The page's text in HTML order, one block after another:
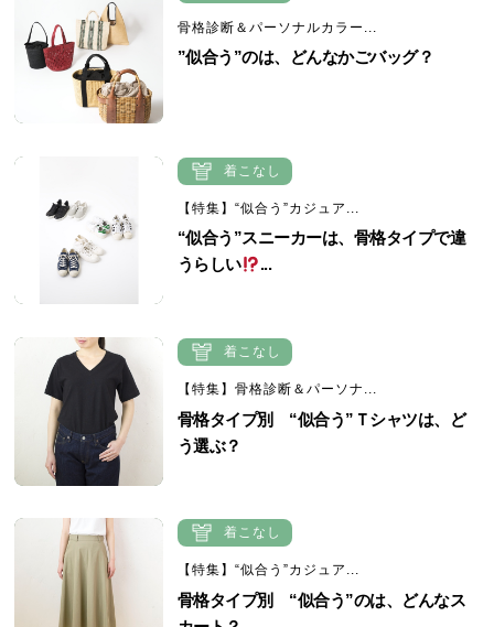
骨格診断＆パーソナルカラー...
”似合う”のは、どんなかごバッグ？
着こなし
【特集】“似合う”カジュア...
“似合う”スニーカーは、骨格タイプで違
うらしい
...
着こなし
【特集】骨格診断＆パーソナ...
骨格タイプ別 “似合う”Ｔシャツは、ど
う選ぶ？
着こなし
【特集】“似合う”カジュア...
骨格タイプ別 “似合う”のは、どんなス